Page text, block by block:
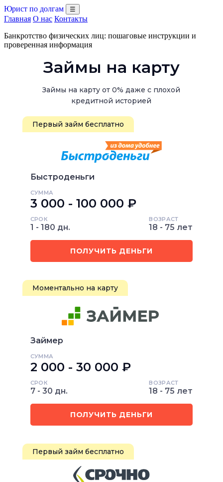
Юрист по долгам ☰
Главная О нас Контакты
Банкротство физических лиц: пошаговые инструкции и
проверенная информация
Займы на карту
Займы на карту от 0% даже с плохой
кредитной историей
Первый займ бесплатно
Быстроденьги
СУММА
3 000 - 100 000 ₽
СРОК
1 - 180 дн.
ВОЗРАСТ
18 - 75 лет
ПОЛУЧИТЬ ДЕНЬГИ
Моментально на карту
Займер
СУММА
2 000 - 30 000 ₽
СРОК
7 - 30 дн.
ВОЗРАСТ
18 - 75 лет
ПОЛУЧИТЬ ДЕНЬГИ
Первый займ бесплатно